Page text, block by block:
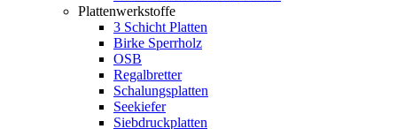
Plattenwerkstoffe
3 Schicht Platten
Birke Sperrholz
OSB
Regalbretter
Schalungsplatten
Seekiefer
Siebdruckplatten